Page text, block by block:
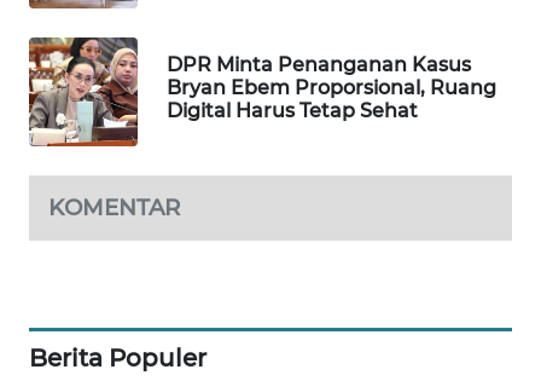
DPR Minta Penanganan Kasus
Bryan Ebem Proporsional, Ruang
Digital Harus Tetap Sehat
KOMENTAR
Berita Populer
MAWAKA
ID
MARTABAT